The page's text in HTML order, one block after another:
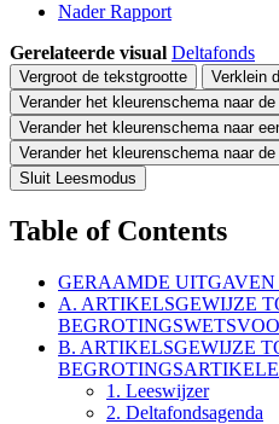
Nader Rapport
Gerelateerde visual Deltafonds
Vergroot de tekstgrootte
Verklein
Verander het kleurenschema naar
Verander het kleurenschema naar
Verander het kleurenschema naar
Sluit Leesmodus
Table of Contents
GERAAMDE
A. ARTIKELSGEWIJZE
B. ARTIKELSGEWIJZE
1. Leeswijzer
2. Deltafondsagenda